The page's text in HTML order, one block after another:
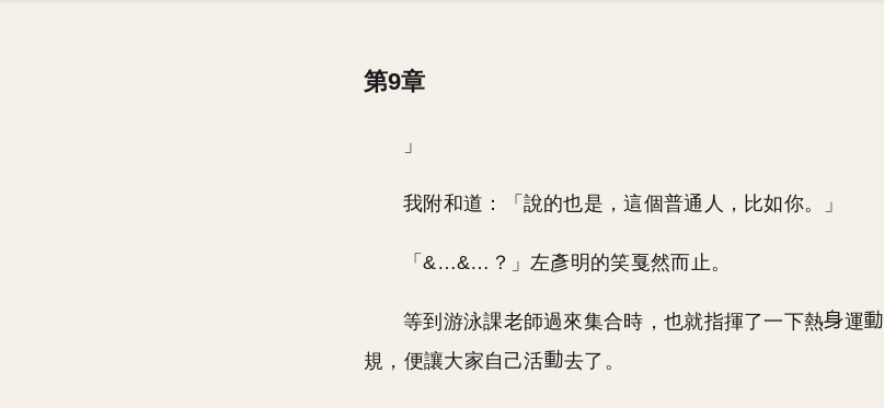
第9章
」
我附和道：「說的也是，這個普通人，比如你。」
「&…&…？」左彥明的笑戛然而止。
等到游泳課老師過來集合時，也就指揮了一下熱 運
規，便讓大家自己活
去了。